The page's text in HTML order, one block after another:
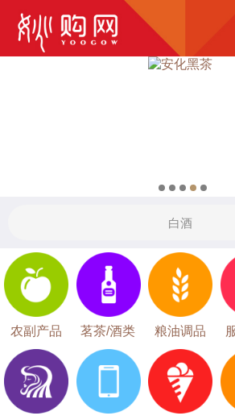
农副产品 茗茶/酒类 粮油调品